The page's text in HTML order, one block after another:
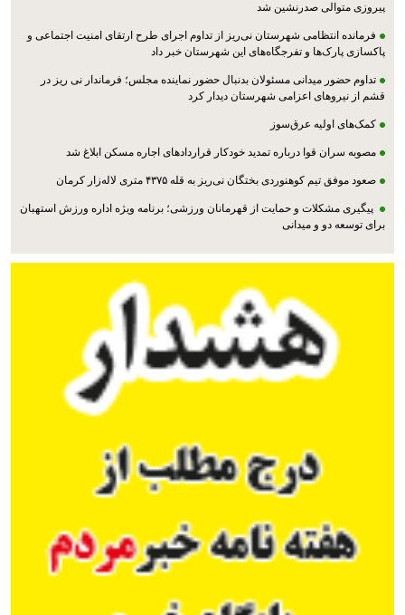
پیروزی متوالی صدرنشین شد
فرمانده انتظامی شهرستان نی‌ریز از تداوم اجرای طرح ارتقای امنیت اجتماعی و
پاکسازی پارک‌ها و تفرجگاه‌های این شهرستان خبر داد
تداوم حضور میدانی مسئولان بدنبال حضور نماینده مجلس؛ فرماندار نی ریز در
قشم از نیروهای اعزامی شهرستان دیدار کرد
کمک‌های اولیه عرق‌سوز
مصوبه سران قوا درباره تمدید خودکار قراردادهای اجاره مسکن ابلاغ شد
صعود موفق تیم کوهنوردی بختگان نی‌ریز به قله ۴۳۷۵ متری لاله‌زار کرمان
پیگیری مشکلات و حمایت از قهرمانان ورزشی؛ برنامه ویژه اداره ورزش استهبان
برای توسعه دو و میدانی